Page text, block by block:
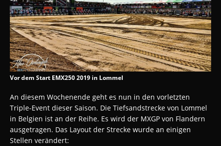
Vor dem Start EMX250 2019 in Lommel
An diesem Wochenende geht es nun in den vorletzten
Triple-Event dieser Saison. Die Tiefsandstrecke von Lommel
in Belgien ist an der Reihe. Es wird der MXGP von Flandern
ausgetragen. Das Layout der Strecke wurde an einigen
Stellen verändert: